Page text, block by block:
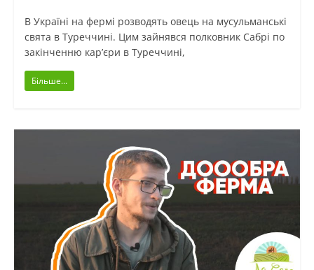
В Україні на фермі розводять овець на мусульманські
свята в Туреччині. Цим зайнявся полковник Сабрі по
закінченню кар’єри в Туреччині,
Більше...